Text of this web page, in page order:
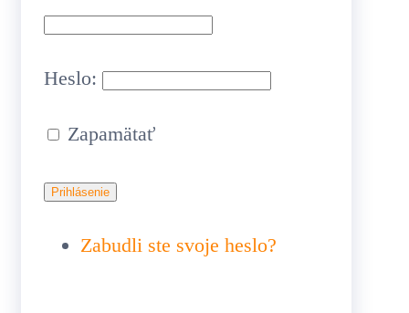
Heslo:
Zapamätať
Zabudli ste svoje heslo?